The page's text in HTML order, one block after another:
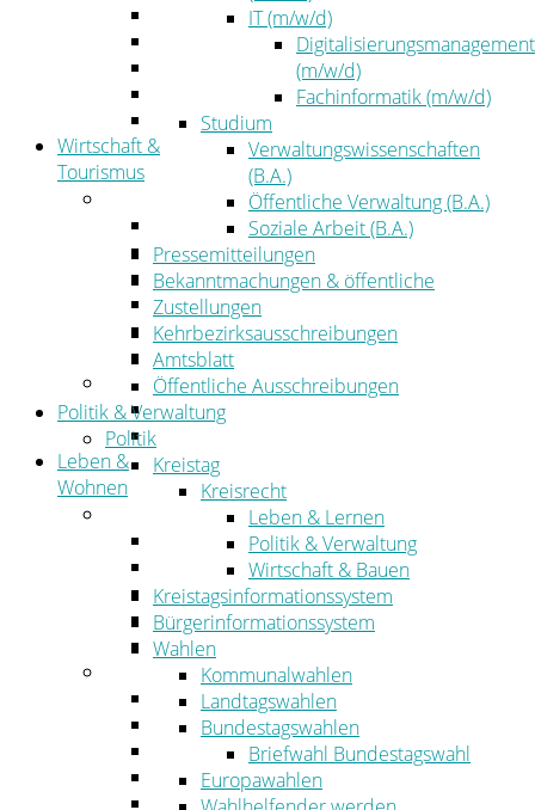
Der Landrat
Kommunalaufsicht
Zahlen, Daten, Fakten
Wirtschaft &
Tourismus
Wirtschaftsförderung
Gewerbeflächen und Unternehmen
Arbeitgeberservice
Mobilfunk & Breitband
Straßen- und Radwegebau
Landwirtschaft
Tourismus
Freizeit und Urlaub im Landkreis
Veranstaltungen
Leben &
Wohnen
Migration
Schulen, Bildung, Sport und Kultur
Soziales
Gesundheit
Jugend, Familie und Senioren
Bauen und Planen
Abfall
Umwelt
Ordnung
IT (m/w/d)
Digitalisierungsmanagement
(m/w/d)
Fachinformatik (m/w/d)
Studium
Verwaltungswissenschaften
(B.A.)
Öffentliche Verwaltung (B.A.)
Soziale Arbeit (B.A.)
Pressemitteilungen
Bekanntmachungen & öffentliche
Zustellungen
Kehrbezirksausschreibungen
Amtsblatt
Öffentliche Ausschreibungen
Politik & Verwaltung
Politik
Kreistag
Kreisrecht
Leben & Lernen
Politik & Verwaltung
Wirtschaft & Bauen
Kreistagsinformationssystem
Bürgerinformationssystem
Wahlen
Kommunalwahlen
Landtagswahlen
Bundestagswahlen
Briefwahl Bundestagswahl
Europawahlen